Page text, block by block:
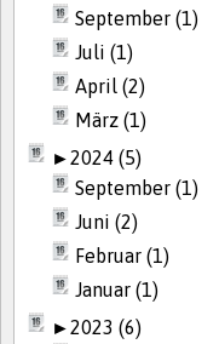
September (1)
Juli (1)
April (2)
März (1)
►2024 (5)
September (1)
Juni (2)
Februar (1)
Januar (1)
►2023 (6)